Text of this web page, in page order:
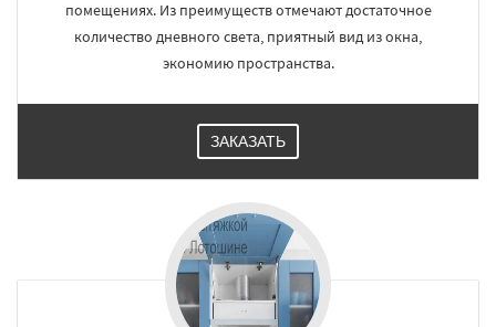
помещениях. Из преимуществ отмечают достаточное
количество дневного света, приятный вид из окна,
экономию пространства.
ЗАКАЗАТЬ